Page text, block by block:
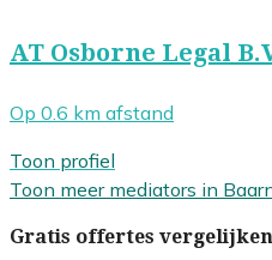
AT Osborne Legal
Op 0.6 km afstand
Toon profiel
Toon meer mediators in
Gratis offertes vergelijken